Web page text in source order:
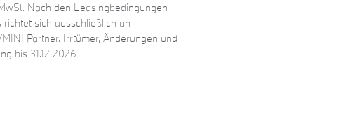
Nach den Leasingbedingungen
sich ausschließlich an
Partner. Irrtümer, Änderungen und
bis 31.12.2026